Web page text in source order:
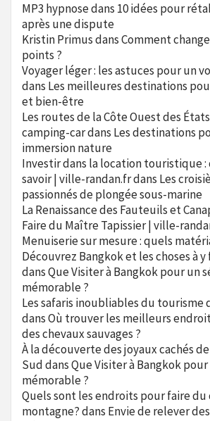
MP3 hypnosedans 10 idées pour
après une dispute
Kristin PrimusdansComment
points ?
Voyager léger : les astuces pour un
dans Les meilleures destinations
et bien-être
Les routes de la Côte Ouest des
camping-cardans Les destinations
immersion nature
Investir dans la location touristique :
savoir | ville-randan.frdans Les
passionnés de plongée sous-marine
La Renaissance des Fauteuils et
Faire du Maître Tapissier | ville-
Menuiserie sur mesure : quels
Découvrez Bangkok et les choses à y
dansQue Visiter à Bangkok pour un
mémorable ?
Les safaris inoubliables du tourisme
dansOù trouver les meilleurs
des chevaux sauvages ?
À la découverte des joyaux cachés
SuddansQue Visiter à Bangkok
mémorable ?
Quels sont les endroits pour faire du
montagne?dans Envie de relever